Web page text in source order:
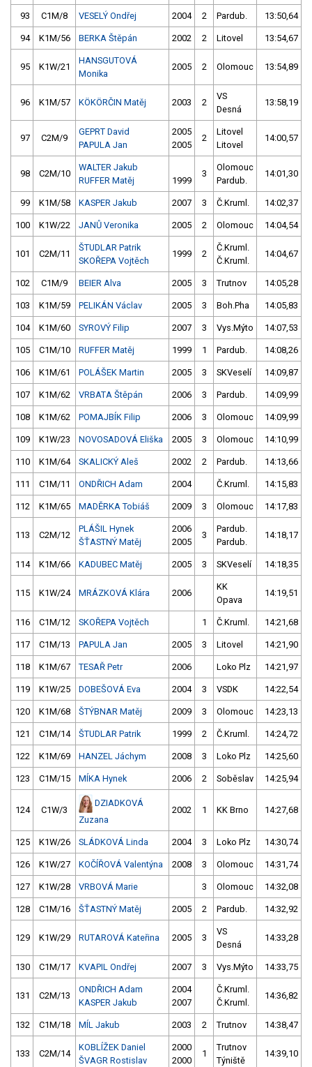
93 C1M/8 VESELÝ Ondřej 2004 2 Pardub. 13:50,64
94 K1M/56 BERKA Štěpán 2002 2 Litovel 13:54,67
95 K1W/21
HANSGUTOVÁ
Monika
2005 2 Olomouc 13:54,89
96 K1M/57 KÖKÖRČIN Matěj 2003 2
VS
Desná
13:58,19
97 C2M/9
GEPRT David
PAPULA Jan
2005
2005
2
Litovel
Litovel
14:00,57
98 C2M/10
WALTER Jakub
RUFFER Matěj
1999
3
Olomouc
Pardub.
14:01,30
99 K1M/58 KASPER Jakub 2007 3 Č.Kruml. 14:02,37
100 K1W/22 JANŮ Veronika 2005 2 Olomouc 14:04,54
101 C2M/11
ŠTUDLAR Patrik
SKOŘEPA Vojtěch
1999 2
Č.Kruml.
Č.Kruml.
14:04,67
102 C1M/9 BEIER Alva 2005 3 Trutnov 14:05,28
103 K1M/59 PELIKÁN Václav 2005 3 Boh.Pha 14:05,83
104 K1M/60 SYROVÝ Filip 2007 3 Vys.Mýto 14:07,53
105 C1M/10 RUFFER Matěj 1999 1 Pardub. 14:08,26
106 K1M/61 POLÁŠEK Martin 2005 3 SKVeselí 14:09,87
107 K1M/62 VRBATA Štěpán 2006 3 Pardub. 14:09,99
108 K1M/62 POMAJBÍK Filip 2006 3 Olomouc 14:09,99
109 K1W/23 NOVOSADOVÁ Eliška 2005 3 Olomouc 14:10,99
110 K1M/64 SKALICKÝ Aleš 2002 2 Pardub. 14:13,66
111 C1M/11 ONDŘICH Adam 2004 Č.Kruml. 14:15,83
112 K1M/65 MADĚRKA Tobiáš 2009 3 Olomouc 14:17,83
113 C2M/12
PLÁŠIL Hynek
ŠŤASTNÝ Matěj
2006
2005
3
Pardub.
Pardub.
14:18,17
114 K1M/66 KADUBEC Matěj 2005 3 SKVeselí 14:18,35
115 K1W/24 MRÁZKOVÁ Klára 2006
KK
Opava
14:19,51
116 C1M/12 SKOŘEPA Vojtěch 1 Č.Kruml. 14:21,68
117 C1M/13 PAPULA Jan 2005 3 Litovel 14:21,90
118 K1M/67 TESAŘ Petr 2006 Loko Plz 14:21,97
119 K1W/25 DOBEŠOVÁ Eva 2004 3 VSDK 14:22,54
120 K1M/68 ŠTÝBNAR Matěj 2009 3 Olomouc 14:23,13
121 C1M/14 ŠTUDLAR Patrik 1999 2 Č.Kruml. 14:24,72
122 K1M/69 HANZEL Jáchym 2008 3 Loko Plz 14:25,60
123 C1M/15 MÍKA Hynek 2006 2 Soběslav 14:25,94
124 C1W/3
DZIADKOVÁ
Zuzana
2002 1 KK Brno 14:27,68
125 K1W/26 SLÁDKOVÁ Linda 2004 3 Loko Plz 14:30,74
126 K1W/27 KOČÍŘOVÁ Valentýna 2008 3 Olomouc 14:31,74
127 K1W/28 VRBOVÁ Marie 3 Olomouc 14:32,08
128 C1M/16 ŠŤASTNÝ Matěj 2005 2 Pardub. 14:32,92
129 K1W/29 RUTAROVÁ Kateřina 2005 3
VS
Desná
14:33,28
130 C1M/17 KVAPIL Ondřej 2007 3 Vys.Mýto 14:33,75
131 C2M/13
ONDŘICH Adam
KASPER Jakub
2004
2007
Č.Kruml.
Č.Kruml.
14:36,82
132 C1M/18 MÍL Jakub 2003 2 Trutnov 14:38,47
133 C2M/14
KOBLÍŽEK Daniel
ŠVAGR Rostislav
2000
2000
1
Trutnov
Týniště
14:39,10